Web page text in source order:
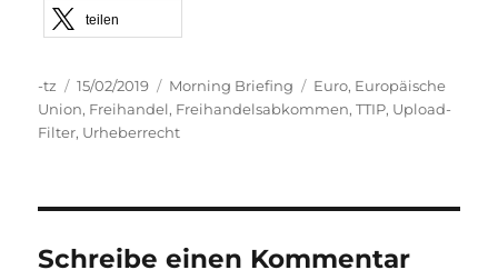
teilen
Autor
-tz
Veröffentlicht
am
15/02/2019 Kategorien
Morning Briefing Schlagwörter
Euro, Europäische
Union, Freihandel, Freihandelsabkommen,TTIP, Upload-
Filter, Urheberrecht
Schreibe einen Kommentar